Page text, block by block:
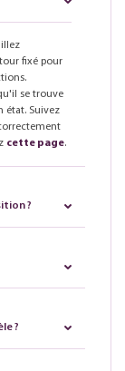
fixé pour
se trouve
état. Suivez
cette page.
?
?